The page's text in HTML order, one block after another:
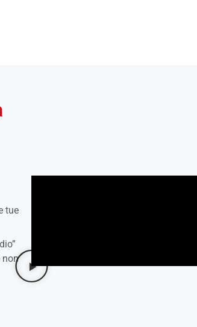
tue
non